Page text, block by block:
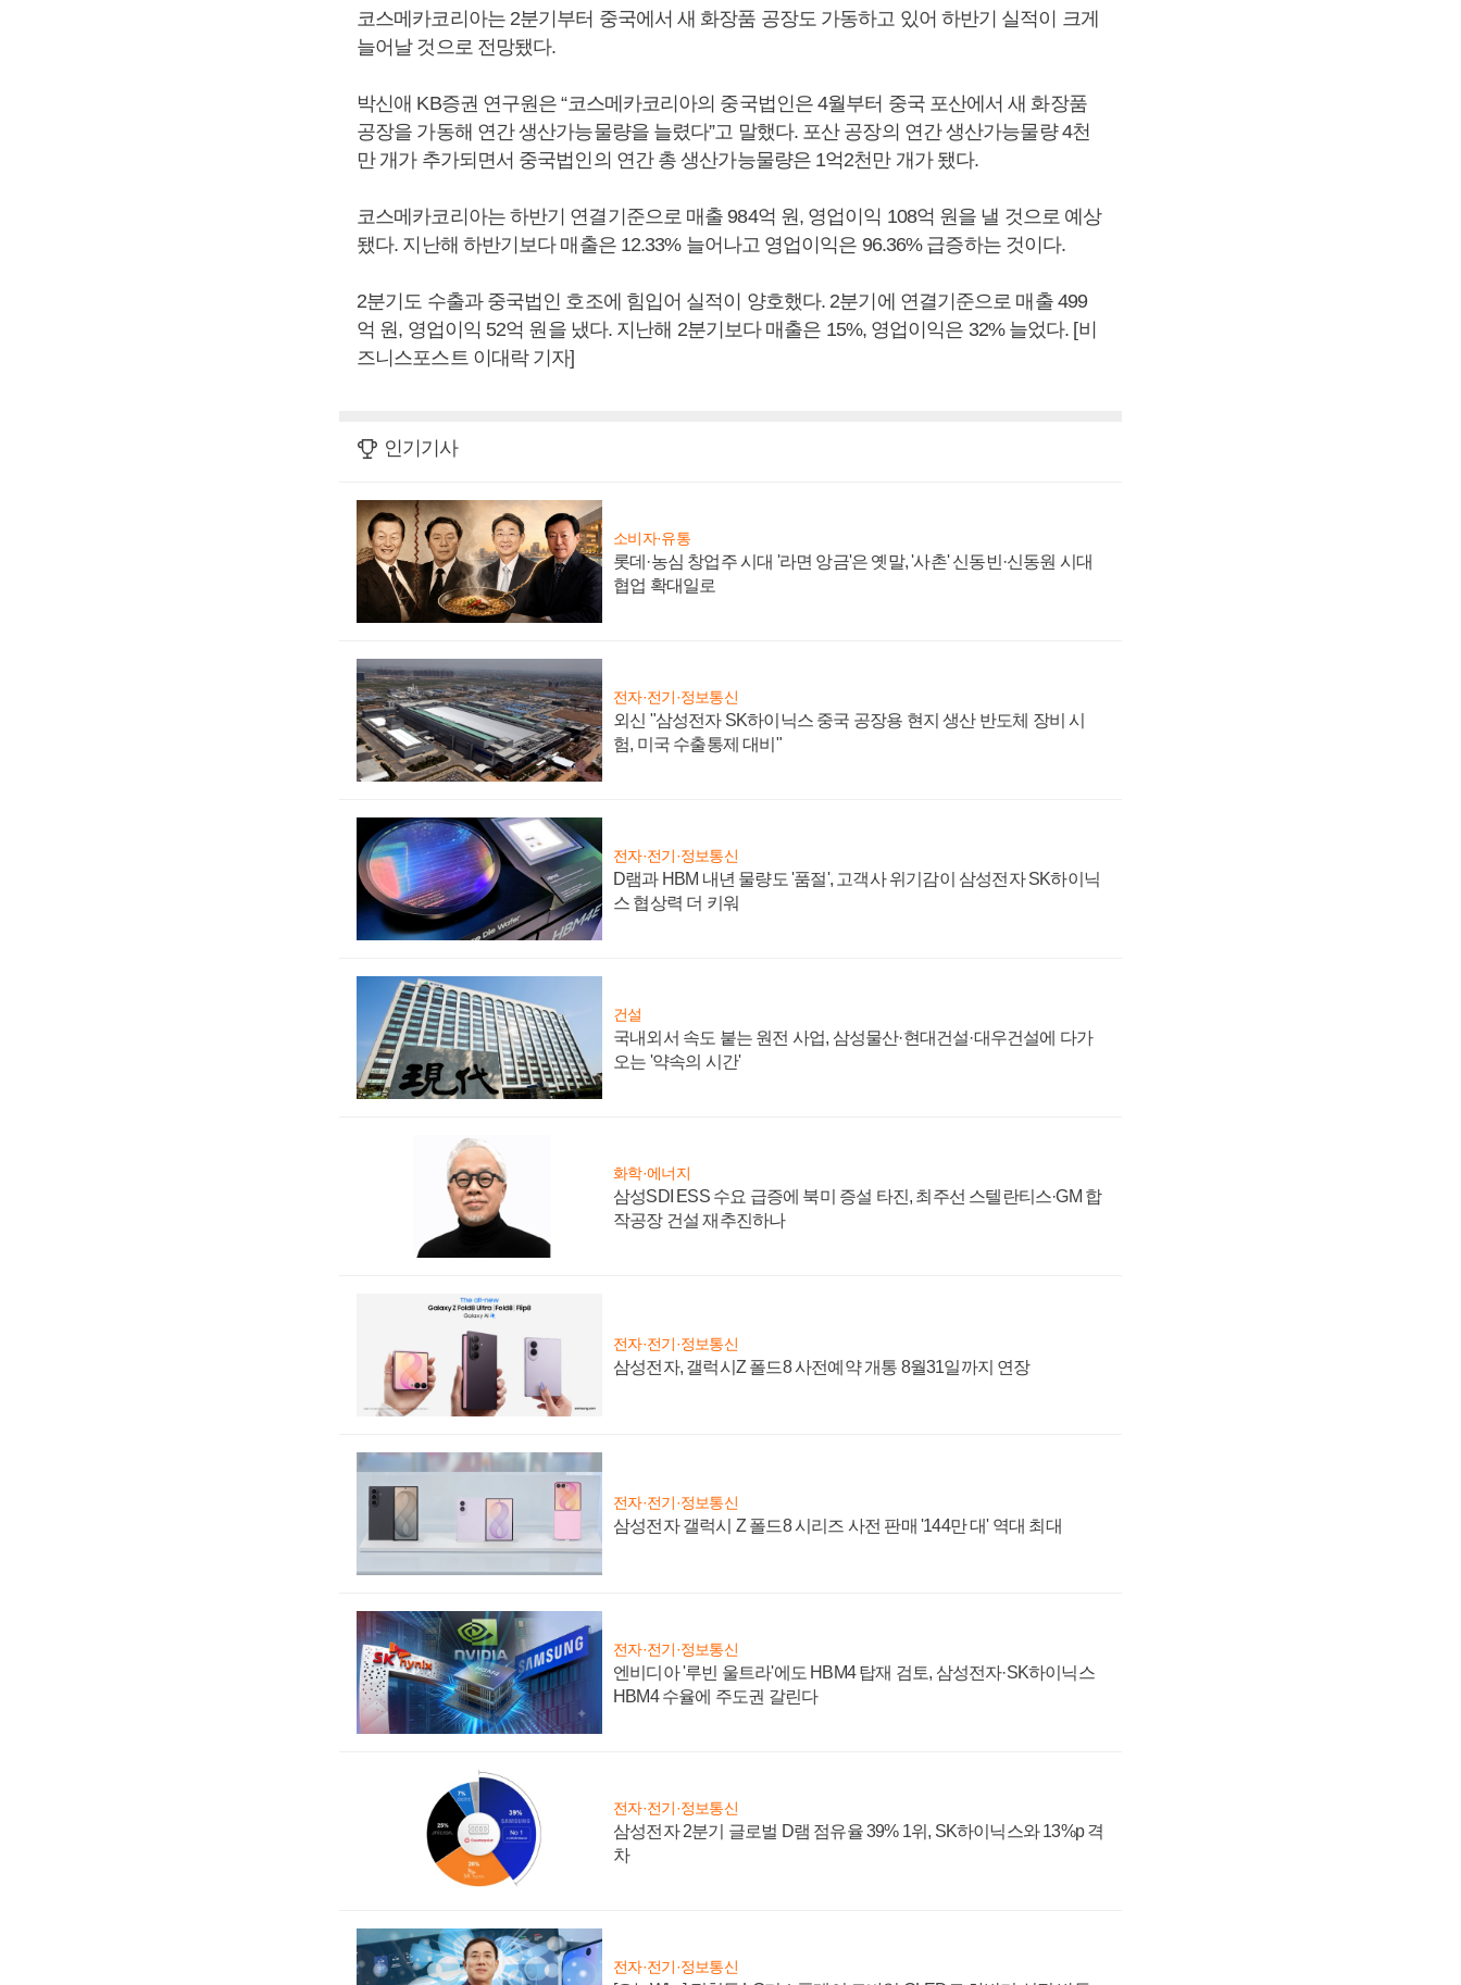
코스메카코리아는 2분기부터 중국에서 새 화장품 공장도 가동하고 있어 하반기 실적이 크게
늘어날 것으로 전망됐다.
박신애 KB증권 연구원은 “코스메카코리아의 중국법인은 4월부터 중국 포산에서 새 화장품
공장을 가동해 연간 생산가능물량을 늘렸다”고 말했다. 포산 공장의 연간 생산가능물량 4천
만 개가 추가되면서 중국법인의 연간 총 생산가능물량은 1억2천만 개가 됐다.
코스메카코리아는 하반기 연결기준으로 매출 984억 원, 영업이익 108억 원을 낼 것으로 예상
됐다. 지난해 하반기보다 매출은 12.33% 늘어나고 영업이익은 96.36% 급증하는 것이다.
2분기도 수출과 중국법인 호조에 힘입어 실적이 양호했다. 2분기에 연결기준으로 매출 499
억 원, 영업이익 52억 원을 냈다. 지난해 2분기보다 매출은 15%, 영업이익은 32% 늘었다. [비
즈니스포스트 이대락 기자]
인기기사
소비자·유통
롯데·농심 창업주 시대 '라면 앙금'은 옛말, '사촌' 신동빈·신동원 시대
협업 확대일로
전자·전기·정보통신
외신 "삼성전자 SK하이닉스 중국 공장용 현지 생산 반도체 장비 시
험, 미국 수출통제 대비"
전자·전기·정보통신
D램과 HBM 내년 물량도 '품절', 고객사 위기감이 삼성전자 SK하이닉
스 협상력 더 키워
건설
국내외서 속도 붙는 원전 사업, 삼성물산·현대건설·대우건설에 다가
오는 '약속의 시간'
화학·에너지
삼성SDI ESS 수요 급증에 북미 증설 타진, 최주선 스텔란티스·GM 합
작공장 건설 재추진하나
전자·전기·정보통신
삼성전자, 갤럭시Z 폴드8 사전예약 개통 8월31일까지 연장
전자·전기·정보통신
삼성전자 갤럭시 Z 폴드8 시리즈 사전 판매 '144만 대' 역대 최대
전자·전기·정보통신
엔비디아 '루빈 울트라'에도 HBM4 탑재 검토, 삼성전자·SK하이닉스
HBM4 수율에 주도권 갈린다
전자·전기·정보통신
삼성전자 2분기 글로벌 D램 점유율 39% 1위, SK하이닉스와 13%p 격
차
전자·전기·정보통신